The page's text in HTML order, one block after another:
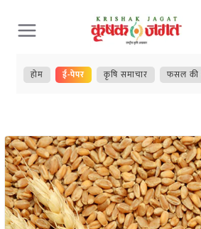
Skip
to
content
होम ई-पेपर कृषि समाचार फसल की